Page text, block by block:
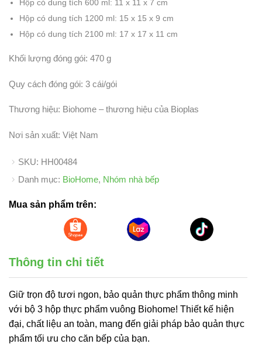
Hộp có dung tích 600 ml: 11 x 11 x 7 cm
Hộp có dung tích 1200 ml: 15 x 15 x 9 cm
Hộp có dung tích 2100 ml: 17 x 17 x 11 cm
Khối lượng đóng gói: 470 g
Quy cách đóng gói: 3 cái/gói
Thương hiệu: Biohome – thương hiệu của Bioplas
Nơi sản xuất: Việt Nam
SKU: HH00484
Danh mục: BioHome, Nhóm nhà bếp
Mua sản phẩm trên:
Thông tin chi tiết
Giữ trọn độ tươi ngon, bảo quản thực phẩm thông minh
với bộ 3 hộp thực phẩm vuông Biohome! Thiết kế hiện
đại, chất liệu an toàn, mang đến giải pháp bảo quản thực
phẩm tối ưu cho căn bếp của bạn.